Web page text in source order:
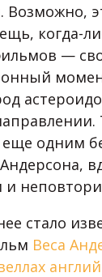
Возможно,
когда-
—
одним
и
стало
Веса